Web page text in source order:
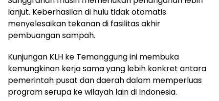
lanjut. Keberhasilan di hulu tidak otomatis
menyelesaikan tekanan di fasilitas akhir
pembuangan sampah.
Kunjungan KLH ke Temanggung ini membuka
kemungkinan kerja sama yang lebih konkret antara
pemerintah pusat dan daerah dalam memperluas
program serupa ke wilayah lain di Indonesia.